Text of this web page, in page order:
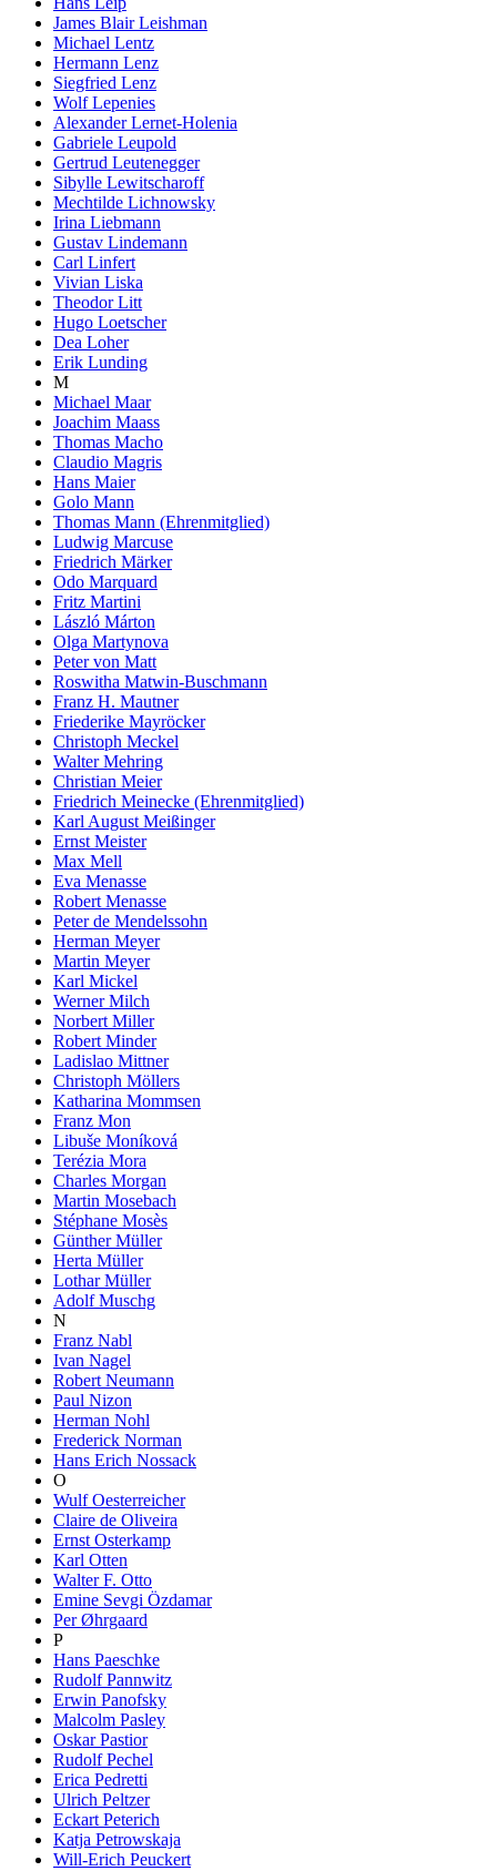
James Blair Leishman
Michael Lentz
Hermann Lenz
Siegfried Lenz
Wolf Lepenies
Alexander Lernet-Holenia
Gabriele Leupold
Gertrud Leutenegger
Sibylle Lewitscharoff
Mechtilde Lichnowsky
Irina Liebmann
Gustav Lindemann
Carl Linfert
Vivian Liska
Theodor Litt
Hugo Loetscher
Dea Loher
Erik Lunding
M
Michael Maar
Joachim Maass
Thomas Macho
Claudio Magris
Hans Maier
Golo Mann
Thomas Mann (Ehrenmitglied)
Ludwig Marcuse
Friedrich Märker
Odo Marquard
Fritz Martini
László Márton
Olga Martynova
Peter von Matt
Roswitha Matwin-Buschmann
Franz H. Mautner
Friederike Mayröcker
Christoph Meckel
Walter Mehring
Christian Meier
Friedrich Meinecke (Ehrenmitglied)
Karl August Meißinger
Ernst Meister
Max Mell
Eva Menasse
Robert Menasse
Peter de Mendelssohn
Herman Meyer
Martin Meyer
Karl Mickel
Werner Milch
Norbert Miller
Robert Minder
Ladislao Mittner
Christoph Möllers
Katharina Mommsen
Franz Mon
Libuše Moníková
Terézia Mora
Charles Morgan
Martin Mosebach
Stéphane Mosès
Günther Müller
Herta Müller
Lothar Müller
Adolf Muschg
N
Franz Nabl
Ivan Nagel
Robert Neumann
Paul Nizon
Herman Nohl
Frederick Norman
Hans Erich Nossack
O
Wulf Oesterreicher
Claire de Oliveira
Ernst Osterkamp
Karl Otten
Walter F. Otto
Emine Sevgi Özdamar
Per Øhrgaard
P
Hans Paeschke
Rudolf Pannwitz
Erwin Panofsky
Malcolm Pasley
Oskar Pastior
Rudolf Pechel
Erica Pedretti
Ulrich Peltzer
Eckart Peterich
Katja Petrowskaja
Will-Erich Peuckert